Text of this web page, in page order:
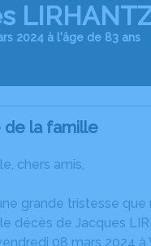
2024 à l'âge de 83 ans
de la famille
chers amis,
grande tristesse que
décès de Jacques
08 mars 2024 à